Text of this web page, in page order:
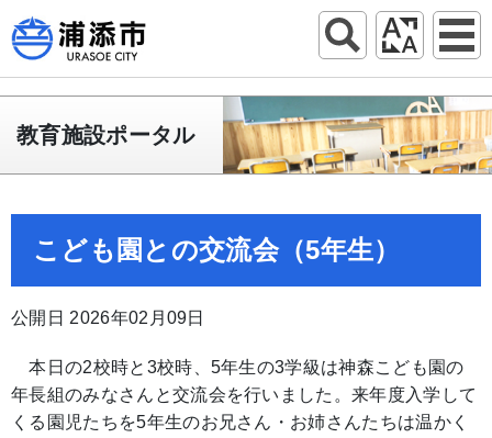
教育施設ポータル
こども園との交流会（5年生）
公開日 2026年02月09日
本日の2校時と3校時、5年生の3学級は神森こども園の
年長組のみなさんと交流会を行いました。来年度入学して
くる園児たちを5年生のお兄さん・お姉さんたちは温かく